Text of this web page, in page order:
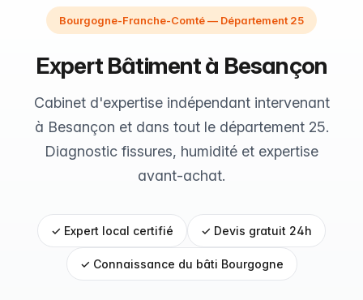
Bourgogne-Franche-Comté — Département 25
Expert Bâtiment à Besançon
Cabinet d'expertise indépendant intervenant
à Besançon et dans tout le département 25.
Diagnostic fissures, humidité et expertise
avant-achat.
✓ Expert local certifié ✓ Devis gratuit 24h
✓ Connaissance du bâti Bourgogne